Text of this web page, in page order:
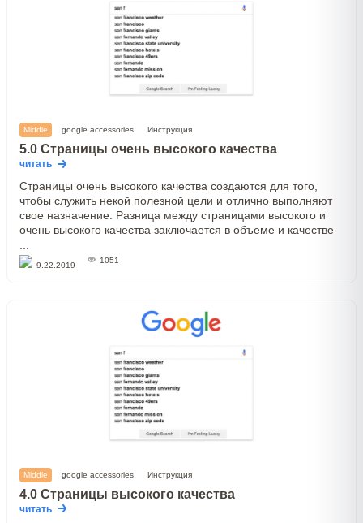
Middle google accessories Инструкция
5.0 Страницы очень высокого качества
читать
Страницы очень высокого качества создаются для того,
чтобы служить некой полезной цели и отлично выполняют
свое назначение. Разница между страницами высокого и
очень высокого качества заключается в объеме и качестве
9.22.2019
1051
Middle google accessories Инструкция
4.0 Страницы высокого качества
читать